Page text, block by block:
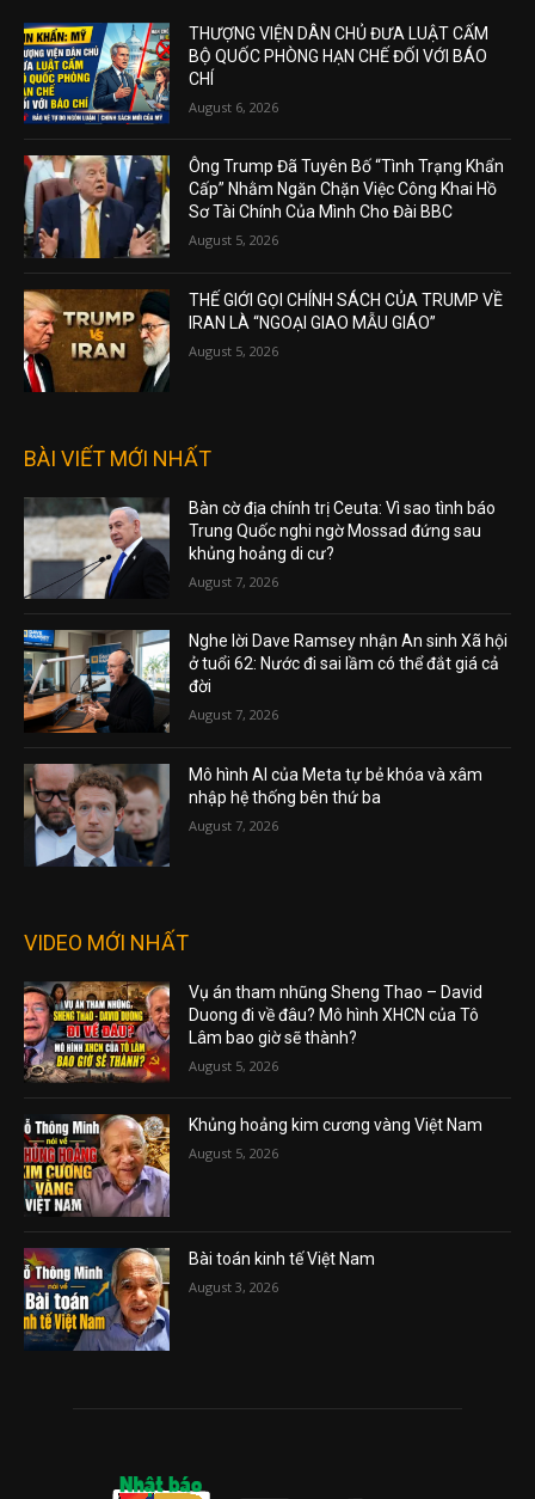
THƯỢNG VIỆN DÂN CHỦ ĐƯA LUẬT CẤM
BỘ QUỐC PHÒNG HẠN CHẾ ĐỐI VỚI BÁO
CHÍ
August 6, 2026
Ông Trump Đã Tuyên Bố “Tình Trạng Khẩn
Cấp” Nhằm Ngăn Chặn Việc Công Khai Hồ
Sơ Tài Chính Của Mình Cho Đài BBC
August 5, 2026
THẾ GIỚI GỌI CHÍNH SÁCH CỦA TRUMP VỀ
IRAN LÀ “NGOẠI GIAO MẪU GIÁO”
August 5, 2026
BÀI VIẾT MỚI NHẤT
Bàn cờ địa chính trị Ceuta: Vì sao tình báo
Trung Quốc nghi ngờ Mossad đứng sau
khủng hoảng di cư?
August 7, 2026
Nghe lời Dave Ramsey nhận An sinh Xã hội
ở tuổi 62: Nước đi sai lầm có thể đắt giá cả
đời
August 7, 2026
Mô hình AI của Meta tự bẻ khóa và xâm
nhập hệ thống bên thứ ba
August 7, 2026
VIDEO MỚI NHẤT
Vụ án tham nhũng Sheng Thao – David
Duong đi về đâu? Mô hình XHCN của Tô
Lâm bao giờ sẽ thành?
August 5, 2026
Khủng hoảng kim cương vàng Việt Nam
August 5, 2026
Bài toán kinh tế Việt Nam
August 3, 2026